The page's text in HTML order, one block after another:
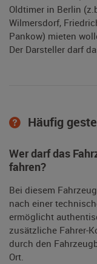
Oldtimer in Berlin
Wilmersdorf,
Pankow) mieten
Der Darsteller darf
Häufig
Wer darf das
fahren?
Bei diesem
nach einer
ermöglicht
zusätzliche Fahrer-
durch den
Ort.